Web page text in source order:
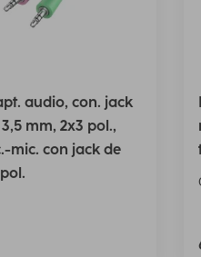
audio, con. jack
mm, 2x3 pol.,
mic. con jack de